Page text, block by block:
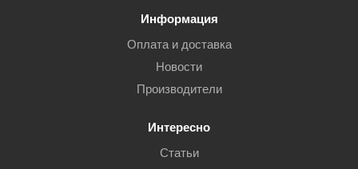
Информация
Оплата и доставка
Новости
Производители
Интересно
Статьи